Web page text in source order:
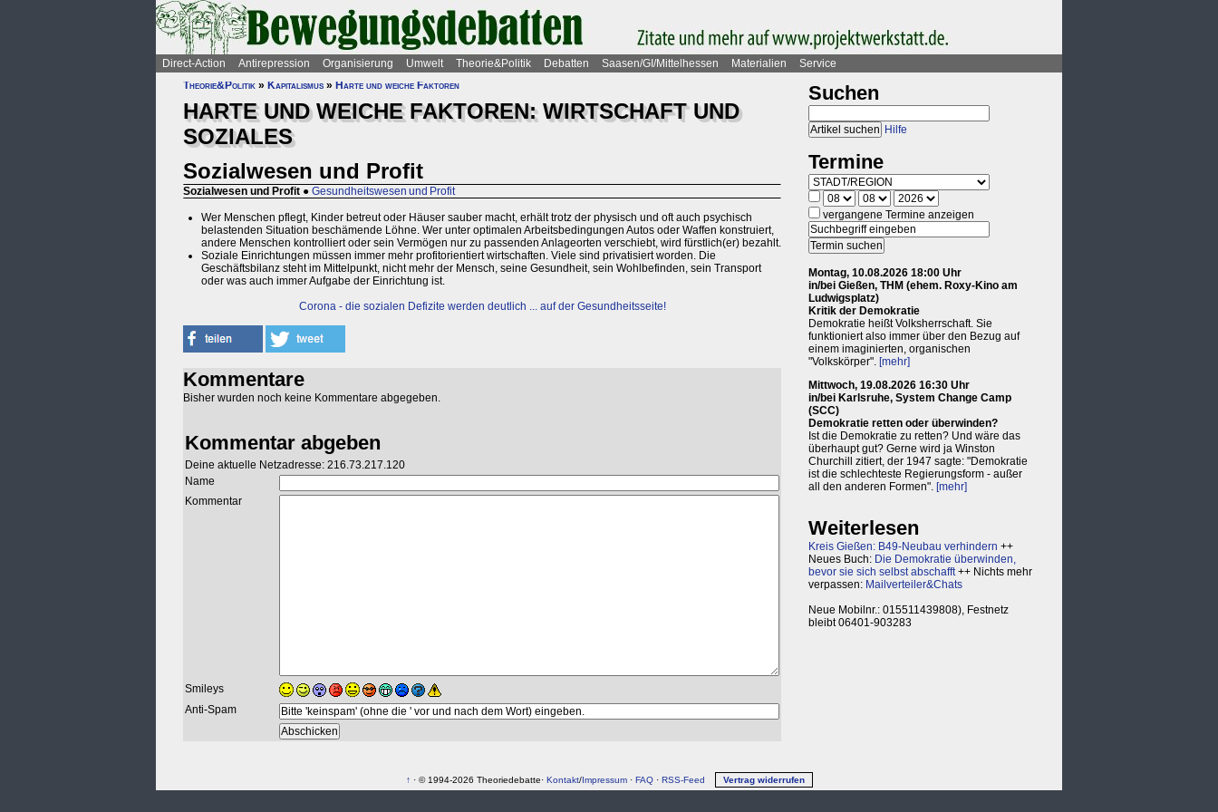
Direct-Action Antirepression Organisierung Umwelt Theorie&Politik Debatten Saasen/GI/Mittelhessen Materialien
Service
Theorie&Politik » Kapitalismus » Harte und weiche Faktoren
HARTE UND WEICHE FAKTOREN: WIRTSCHAFT UND
SOZIALES
Sozialwesen und Profit
Sozialwesen und Profit ● Gesundheitswesen und Profit
Wer Menschen pflegt, Kinder betreut oder Häuser sauber macht, erhält trotz der physisch und oft auch psychisch
belastenden Situation beschämende Löhne. Wer unter optimalen Arbeitsbedingungen Autos oder Waffen konstruiert,
andere Menschen kontrolliert oder sein Vermögen nur zu passenden Anlageorten verschiebt, wird fürstlich(er) bezahlt.
Soziale Einrichtungen müssen immer mehr profitorientiert wirtschaften. Viele sind privatisiert worden. Die
Geschäftsbilanz steht im Mittelpunkt, nicht mehr der Mensch, seine Gesundheit, sein Wohlbefinden, sein Transport
oder was auch immer Aufgabe der Einrichtung ist.
Corona - die sozialen Defizite werden deutlich ... auf der Gesundheitsseite!
Kommentare
Bisher wurden noch keine Kommentare abgegeben.
Kommentar abgeben
Deine aktuelle Netzadresse: 216.73.217.120
Name
Kommentar
Smileys
Anti-Spam
Suchen
Hilfe
Termine
vergangene Termine anzeigen
Montag, 10.08.2026 18:00 Uhr
in/bei Gießen, THM (ehem. Roxy-Kino am
Ludwigsplatz)
Kritik der Demokratie
Demokratie heißt Volksherrschaft. Sie
funktioniert also immer über den Bezug auf
einem imaginierten, organischen
"Volkskörper". [mehr]
Mittwoch, 19.08.2026 16:30 Uhr
in/bei Karlsruhe, System Change Camp
(SCC)
Demokratie retten oder überwinden?
Ist die Demokratie zu retten? Und wäre das
überhaupt gut? Gerne wird ja Winston
Churchill zitiert, der 1947 sagte: "Demokratie
ist die schlechteste Regierungsform - außer
all den anderen Formen". [mehr]
Weiterlesen
Kreis Gießen: B49-Neubau verhindern ++
Neues Buch: Die Demokratie überwinden,
bevor sie sich selbst abschafft++ Nichts mehr
verpassen: Mailverteiler&Chats
Neue Mobilnr.: 015511439808), Festnetz
bleibt 06401-903283
↑ · © 1994-2026 Theoriedebatte· Kontakt/Impressum· FAQ· RSS-Feed Vertrag widerrufen